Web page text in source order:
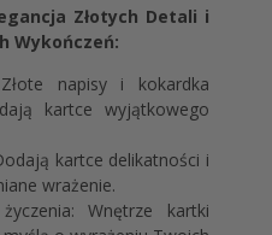
Złotych Detali i
Wykończeń:
napisy i kokardka
kartce wyjątkowego
kartce delikatności i
wrażenie.
Wnętrze kartki